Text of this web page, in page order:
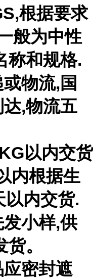
根据要求
般为中性
称和规格.
或物流,国
,物流五
以内交货
内根据生
以内交货.
发小样,供
。
应密封遮